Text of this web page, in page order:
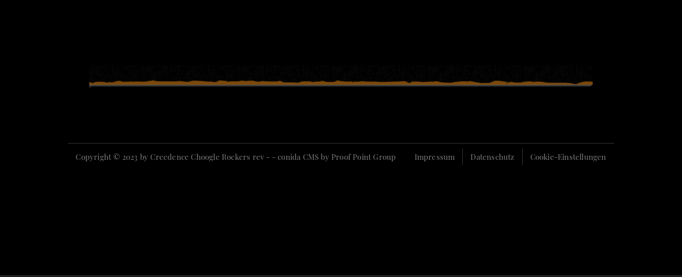
Copyright © 2023 by Creedence Choogle Rockers rev - -conida CMS by Proof Point Group Impressum Datenschutz Cookie-Einstellungen